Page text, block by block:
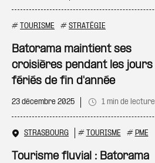
# TOURISME # STRATÉGIE
Batorama maintient ses
croisières pendant les jours
fériés de fin d'année
23 décembre 2025 1 min de lecture
STRASBOURG # TOURISME # PME
Tourisme fluvial : Batorama